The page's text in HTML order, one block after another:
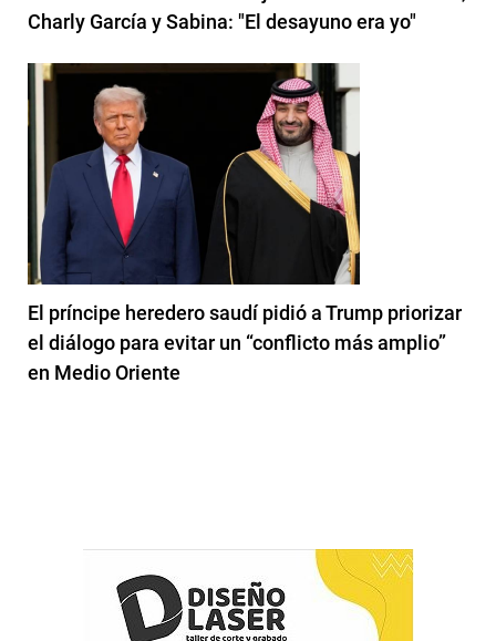
Charly García y Sabina: "El desayuno era yo"
El príncipe heredero saudí pidió a Trump priorizar
el diálogo para evitar un “conflicto más amplio”
en Medio Oriente